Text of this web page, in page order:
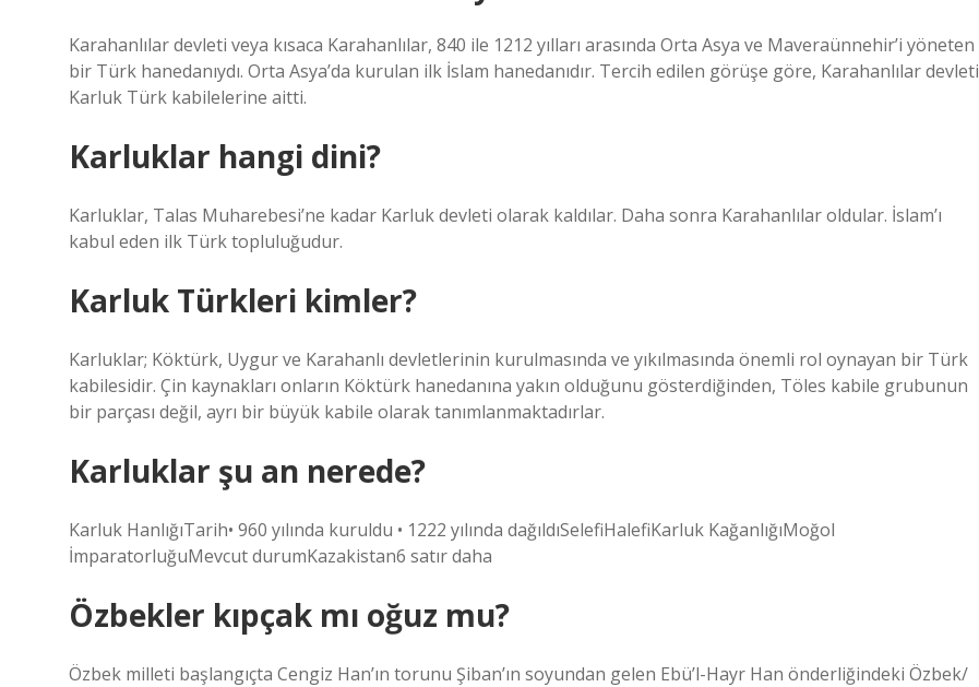
Karahanlılar devleti veya kısaca Karahanlılar, 840 ile 1212 yılları arasında Orta Asya ve Maveraünnehir’i yöneten
bir Türk hanedanıydı. Orta Asya’da kurulan ilk İslam hanedanıdır. Tercih edilen görüşe göre, Karahanlılar devleti
Karluk Türk kabilelerine aitti.
Karluklar hangi dini?
Karluklar, Talas Muharebesi’ne kadar Karluk devleti olarak kaldılar. Daha sonra Karahanlılar oldular. İslam’ı
kabul eden ilk Türk topluluğudur.
Karluk Türkleri kimler?
Karluklar; Köktürk, Uygur ve Karahanlı devletlerinin kurulmasında ve yıkılmasında önemli rol oynayan bir Türk
kabilesidir. Çin kaynakları onların Köktürk hanedanına yakın olduğunu gösterdiğinden, Töles kabile grubunun
bir parçası değil, ayrı bir büyük kabile olarak tanımlanmaktadırlar.
Karluklar şu an nerede?
Karluk HanlığıTarih• 960 yılında kuruldu • 1222 yılında dağıldıSelefiHalefiKarluk KağanlığıMoğol
İmparatorluğuMevcut durumKazakistan6 satır daha
Özbekler kıpçak mı oğuz mu?
Özbek milleti başlangıçta Cengiz Han’ın torunu Şiban’ın soyundan gelen Ebü’l-Hayr Han önderliğindeki Özbek/